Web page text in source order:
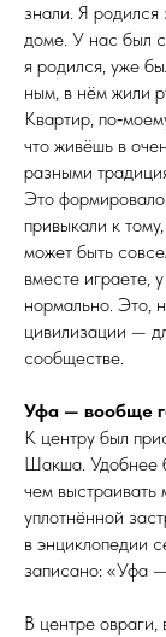
знали. Я родился
доме. У нас был
я родился, уже
ным, в нём жили
Квартир,
что живёшь в
разными
Это
привыкали к
может быть
вместе играете,
нормально. Это,
цивилизации —
сообществе.
Уфа — вообще
К центру был
Шакша. Удобнее
чем
уплотнённой
в энциклопедии
записано: «Уфа
В центре овраги,